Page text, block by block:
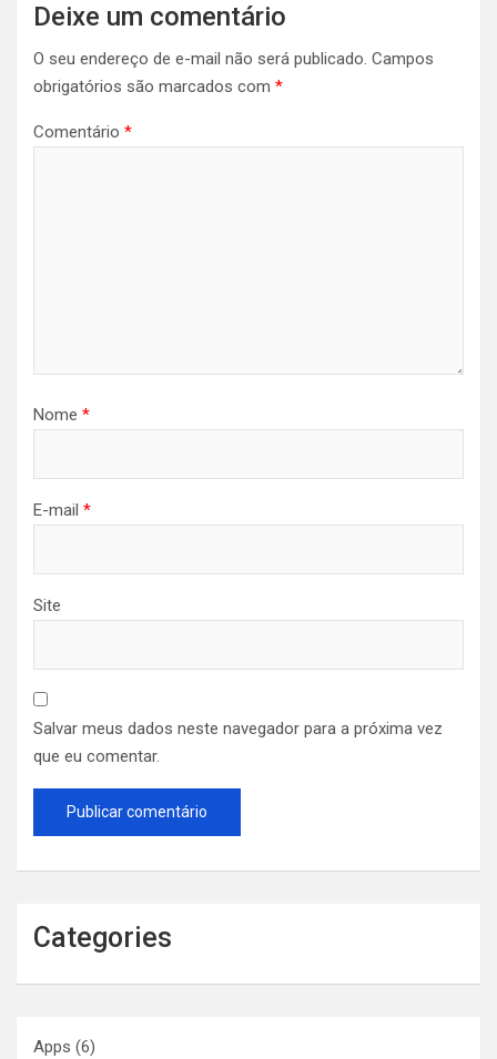
Deixe um comentário
O seu endereço de e-mail não será publicado. Campos
obrigatórios são marcados com *
Comentário *
Nome *
E-mail *
Site
Salvar meus dados neste navegador para a próxima vez
que eu comentar.
Categories
Apps (6)